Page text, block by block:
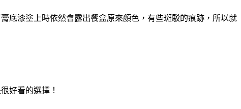
底漆塗上時依然會露出餐盒原來顏色，有些斑駁的痕跡，所以就
好看的選擇！